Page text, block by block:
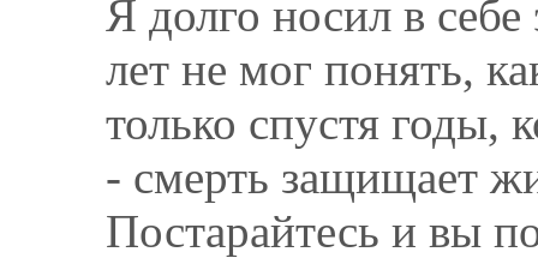
Я долго носил в себе
лет не мог понять,
только спустя годы,
- смерть защищает
Постарайтесь и вы